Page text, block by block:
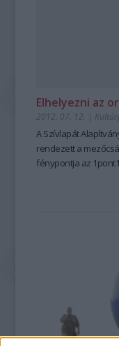
Elhelyezni az
2012. 07. 12. |
A Szívlapát
rendezett a
fénypontja az